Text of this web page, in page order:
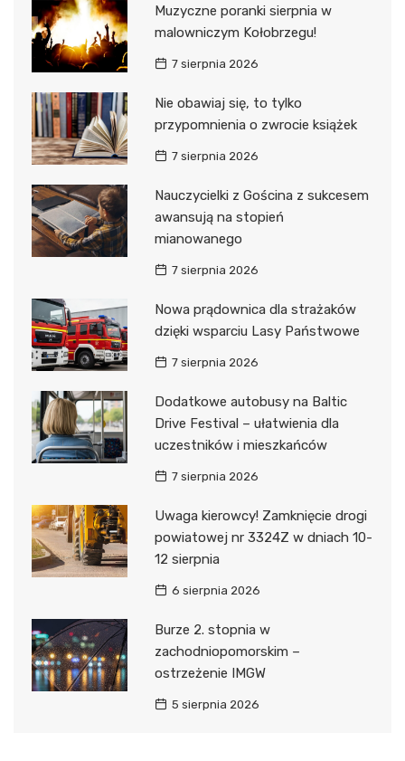
Muzyczne poranki sierpnia w
malowniczym Kołobrzegu!
7 sierpnia 2026
Nie obawiaj się, to tylko
przypomnienia o zwrocie książek
7 sierpnia 2026
Nauczycielki z Gościna z sukcesem
awansują na stopień
mianowanego
7 sierpnia 2026
Nowa prądownica dla strażaków
dzięki wsparciu Lasy Państwowe
7 sierpnia 2026
Dodatkowe autobusy na Baltic
Drive Festival – ułatwienia dla
uczestników i mieszkańców
7 sierpnia 2026
Uwaga kierowcy! Zamknięcie drogi
powiatowej nr 3324Z w dniach 10-
12 sierpnia
6 sierpnia 2026
Burze 2. stopnia w
zachodniopomorskim –
ostrzeżenie IMGW
5 sierpnia 2026